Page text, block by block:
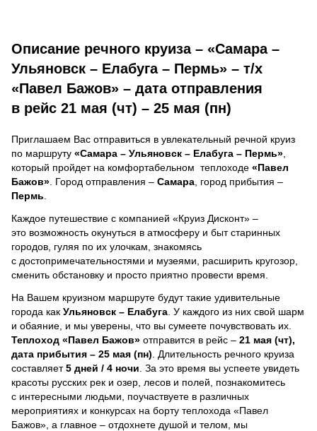
Описание речного круиза – «Самара –
Ульяновск – Елабуга – Пермь» – т/х
«Павел Бажов» – дата отправления
в рейс 21 мая (чт) – 25 мая (пн)
Приглашаем Вас отправиться в увлекательный речной круиз
по маршруту «Самара – Ульяновск – Елабуга – Пермь»
который пройдет на комфортабельном теплоходе «Павел
Бажов» . Город отправления – Самара , город прибытия –
Пермь
Каждое путешествие с компанией «Круиз Дисконт» –
это возможность окунуться в атмосферу и быт старинных
городов, гуляя по их улочкам, знакомясь
с достопримечательностями и музеями, расширить кругозор,
сменить обстановку и просто приятно провести время.
На Вашем круизном маршруте будут такие удивительные
города как Ульяновск – Елабуга . У каждого из них свой шарм
и обаяние, и мы уверены, что вы сумеете почувствовать их.
Теплоход «Павел Бажов» отправится в рейс – 21 мая (чт),
дата прибытия – 25 мая (пн) . Длительность речного круиза
составляет5 дней / 4 ночи За это время вы успеете увидеть
красоты русских рек и озер, лесов и полей, познакомитесь
с интересными людьми, поучаствуете в различных
мероприятиях и конкурсах на борту теплохода «Павел
Бажов», а главное – отдохнете душой и телом, мы